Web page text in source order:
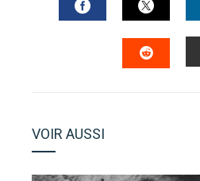
FACEBOOK
VOIR AUSSI